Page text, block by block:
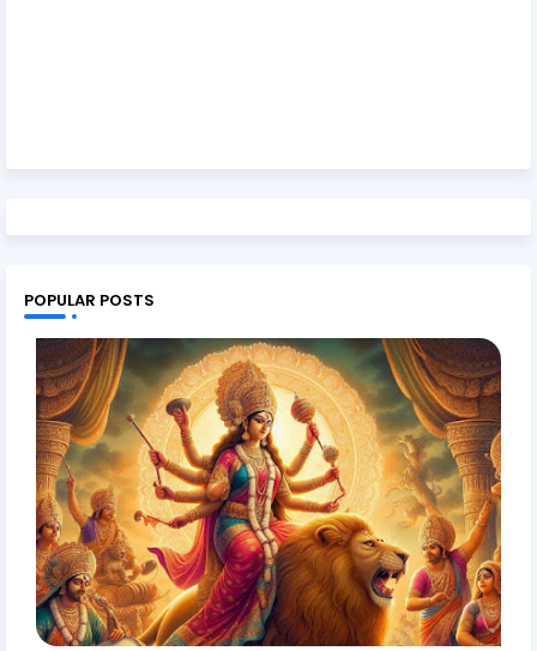
POPULAR POSTS